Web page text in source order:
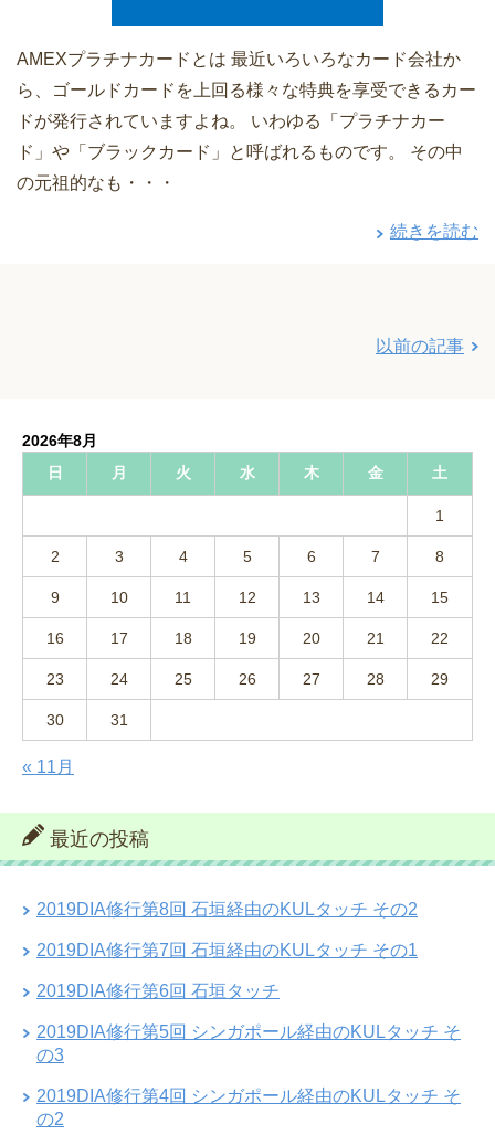
AMEXプラチナカードとは 最近いろいろなカード会社か
ら、ゴールドカードを上回る様々な特典を享受できるカー
ドが発行されていますよね。 いわゆる「プラチナカー
ド」や「ブラックカード」と呼ばれるものです。 その中
の元祖的なも・・・
続きを読む
以前の記事
2026年8月
日
月 火 水 木 金 土
1
2 3 4 5 6 7 8
9 10 11 12 13 14 15
16 17 18 19 20 21 22
23 24 25 26 27 28 29
30 31
« 11月
最近の投稿
2019DIA修行第8回 石垣経由のKULタッチ その2
2019DIA修行第7回 石垣経由のKULタッチ その1
2019DIA修行第6回 石垣タッチ
2019DIA修行第5回 シンガポール経由のKULタッチ そ
の3
2019DIA修行第4回 シンガポール経由のKULタッチ そ
の2